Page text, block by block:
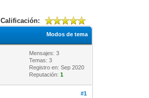
Calificación:
Modos de tema
Mensajes: 3
Temas: 3
Registro en: Sep 2020
Reputación:1
#1